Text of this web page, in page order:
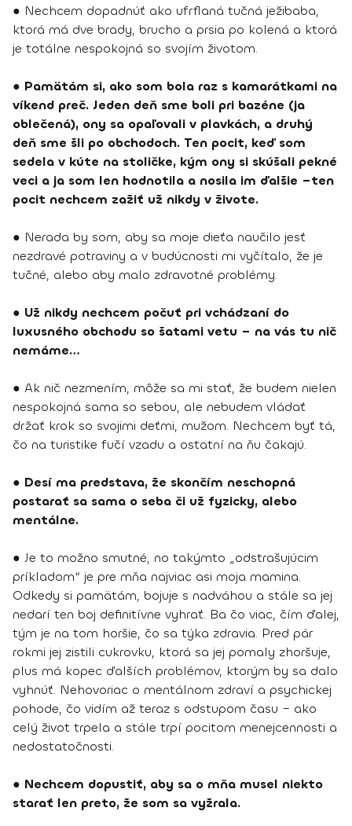
● Nechcem dopadnúť ako ufrflaná tučná ježibaba,
ktorá má dve brady, brucho a prsia po kolená a ktorá
je totálne nespokojná so svojím životom.
● Pamätám si, ako som bola raz s kamarátkami na
víkend preč. Jeden deň sme boli pri bazéne (ja
oblečená), ony sa opaľovali v plavkách, a druhý
deň sme šli po obchodoch. Ten pocit, keď som
sedela v kúte na stoličke, kým ony si skúšali pekné
veci a ja som len hodnotila a nosila im ďalšie –ten
pocit nechcem zažiť už nikdy v živote.
● Nerada by som, aby sa moje dieťa naučilo jesť
nezdravé potraviny a v budúcnosti mi vyčítalo, že je
tučné, alebo aby malo zdravotné problémy.
● Už nikdy nechcem počuť pri vchádzaní do
luxusného obchodu so šatami vetu – na vás tu nič
nemáme…
● Ak nič nezmením, môže sa mi stať, že budem nielen
nespokojná sama so sebou, ale nebudem vládať
držať krok so svojimi deťmi, mužom. Nechcem byť tá,
čo na turistike fučí vzadu a ostatní na ňu čakajú.
● Desí ma predstava, že skončím neschopná
postarať sa sama o seba či už fyzicky, alebo
mentálne.
● Je to možno smutné, no takýmto „odstrašujúcim
príkladom“ je pre mňa najviac asi moja mamina.
Odkedy si pamätám, bojuje s nadváhou a stále sa jej
nedarí ten boj definitívne vyhrať. Ba čo viac, čím ďalej,
tým je na tom horšie, čo sa týka zdravia. Pred pár
rokmi jej zistili cukrovku, ktorá sa jej pomaly zhoršuje,
plus má kopec ďalších problémov, ktorým by sa dalo
vyhnúť. Nehovoriac o mentálnom zdraví a psychickej
pohode, čo vidím až teraz s odstupom času – ako
celý život trpela a stále trpí pocitom menejcennosti a
nedostatočnosti.
● Nechcem dopustiť, aby sa o mňa musel niekto
starať len preto, že som sa vyžrala.